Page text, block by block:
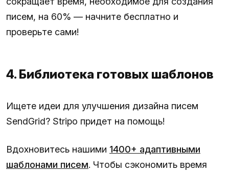
писем, на 60% — начните бесплатно и
проверьте сами!
4. Библиотека готовых шаблонов
Ищете идеи для улучшения дизайна писем
SendGrid? Stripo придет на помощь!
Вдохновитесь нашими 1400+ адаптивными
шаблонами писем. Чтобы сэкономить время